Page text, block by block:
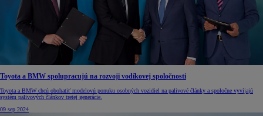
Toyota a BMW spolupracujú na rozvoji vodíkovej spoločnosti
Toyota a BMW chcú obohatiť modelovú ponuku osobných vozidiel na palivové články a spoločne vyvíjajú
systém palivových článkov tretej generácie.
09 sep 2024